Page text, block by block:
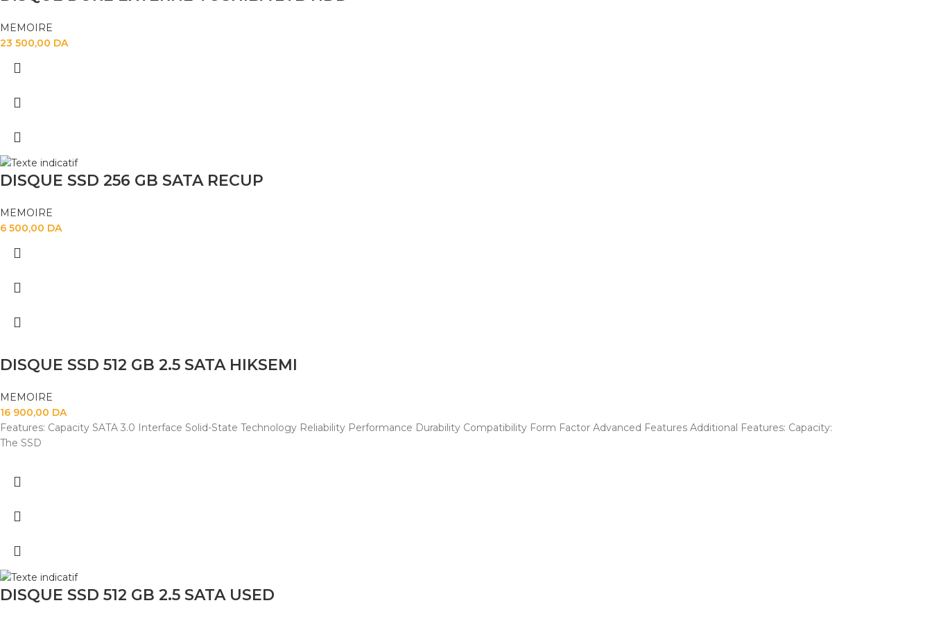
MEMOIRE
23 500,00 DA
DISQUE SSD 256 GB SATA RECUP
MEMOIRE
6 500,00 DA
DISQUE SSD 512 GB 2.5 SATA HIKSEMI
MEMOIRE
16 900,00 DA
Features: Capacity SATA 3.0 Interface Solid-State Technology Reliability Performance Durability Compatibility Form Factor Advanced Features Additional Features: Capacity:
The SSD
DISQUE SSD 512 GB 2.5 SATA USED